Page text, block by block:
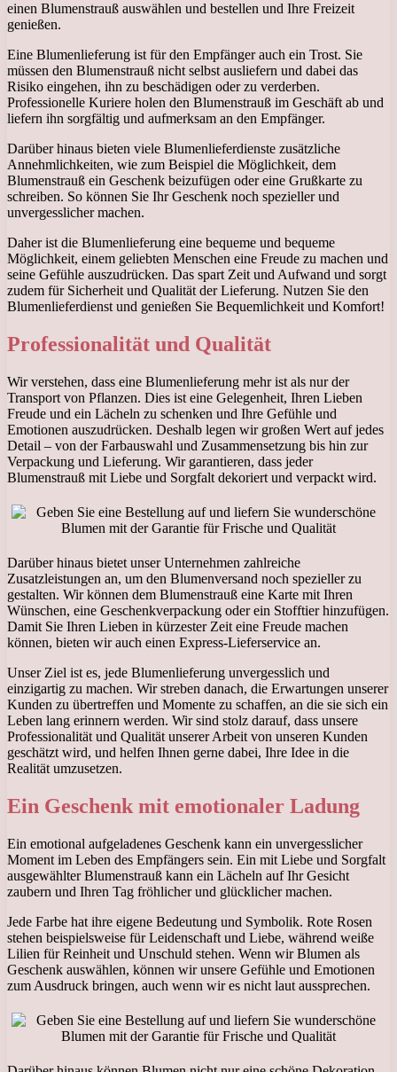
einen Blumenstrauß auswählen und bestellen und Ihre Freizeit
genießen.
Eine Blumenlieferung ist für den Empfänger auch ein Trost. Sie
müssen den Blumenstrauß nicht selbst ausliefern und dabei das
Risiko eingehen, ihn zu beschädigen oder zu verderben.
Professionelle Kuriere holen den Blumenstrauß im Geschäft ab und
liefern ihn sorgfältig und aufmerksam an den Empfänger.
Darüber hinaus bieten viele Blumenlieferdienste zusätzliche
Annehmlichkeiten, wie zum Beispiel die Möglichkeit, dem
Blumenstrauß ein Geschenk beizufügen oder eine Grußkarte zu
schreiben. So können Sie Ihr Geschenk noch spezieller und
unvergesslicher machen.
Daher ist die Blumenlieferung eine bequeme und bequeme
Möglichkeit, einem geliebten Menschen eine Freude zu machen und
seine Gefühle auszudrücken. Das spart Zeit und Aufwand und sorgt
zudem für Sicherheit und Qualität der Lieferung. Nutzen Sie den
Blumenlieferdienst und genießen Sie Bequemlichkeit und Komfort!
Professionalität und Qualität
Wir verstehen, dass eine Blumenlieferung mehr ist als nur der
Transport von Pflanzen. Dies ist eine Gelegenheit, Ihren Lieben
Freude und ein Lächeln zu schenken und Ihre Gefühle und
Emotionen auszudrücken. Deshalb legen wir großen Wert auf jedes
Detail – von der Farbauswahl und Zusammensetzung bis hin zur
Verpackung und Lieferung. Wir garantieren, dass jeder
Blumenstrauß mit Liebe und Sorgfalt dekoriert und verpackt wird.
Darüber hinaus bietet unser Unternehmen zahlreiche
Zusatzleistungen an, um den Blumenversand noch spezieller zu
gestalten. Wir können dem Blumenstrauß eine Karte mit Ihren
Wünschen, eine Geschenkverpackung oder ein Stofftier hinzufügen.
Damit Sie Ihren Lieben in kürzester Zeit eine Freude machen
können, bieten wir auch einen Express-Lieferservice an.
Unser Ziel ist es, jede Blumenlieferung unvergesslich und
einzigartig zu machen. Wir streben danach, die Erwartungen unserer
Kunden zu übertreffen und Momente zu schaffen, an die sie sich ein
Leben lang erinnern werden. Wir sind stolz darauf, dass unsere
Professionalität und Qualität unserer Arbeit von unseren Kunden
geschätzt wird, und helfen Ihnen gerne dabei, Ihre Idee in die
Realität umzusetzen.
Ein Geschenk mit emotionaler Ladung
Ein emotional aufgeladenes Geschenk kann ein unvergesslicher
Moment im Leben des Empfängers sein. Ein mit Liebe und Sorgfalt
ausgewählter Blumenstrauß kann ein Lächeln auf Ihr Gesicht
zaubern und Ihren Tag fröhlicher und glücklicher machen.
Jede Farbe hat ihre eigene Bedeutung und Symbolik. Rote Rosen
stehen beispielsweise für Leidenschaft und Liebe, während weiße
Lilien für Reinheit und Unschuld stehen. Wenn wir Blumen als
Geschenk auswählen, können wir unsere Gefühle und Emotionen
zum Ausdruck bringen, auch wenn wir es nicht laut aussprechen.